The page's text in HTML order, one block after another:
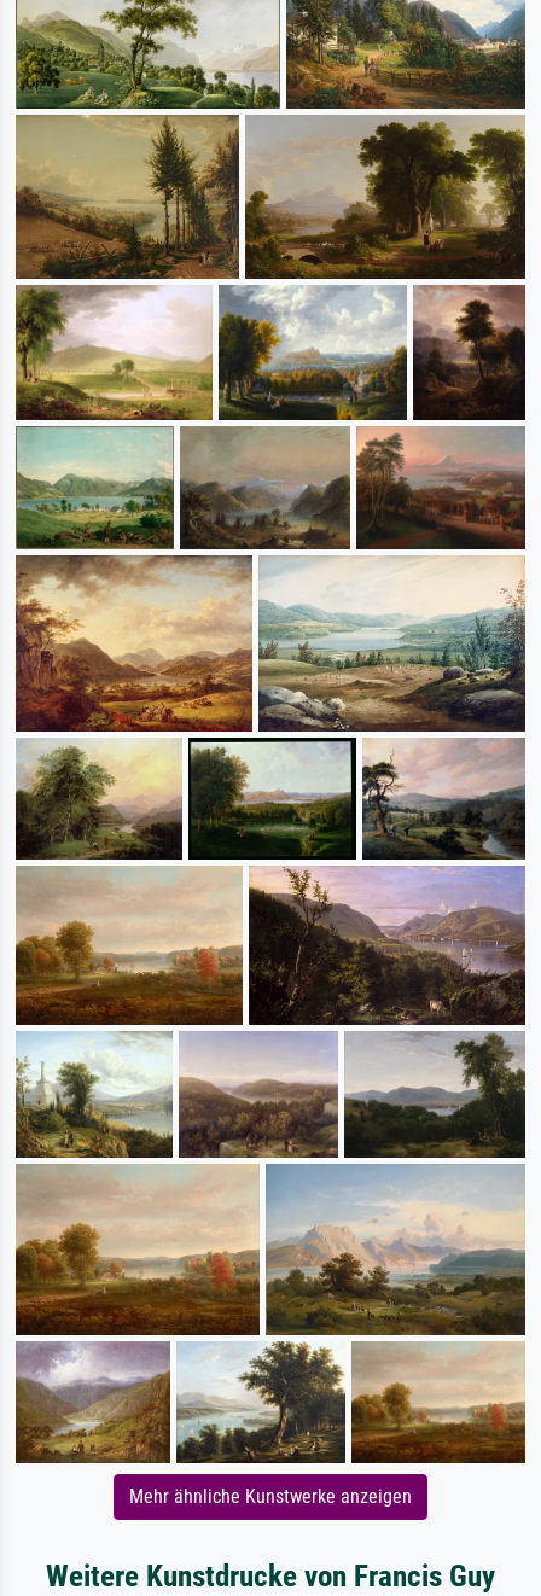
Mehr ähnliche Kunstwerke anzeigen
Weitere Kunstdrucke von Francis Guy